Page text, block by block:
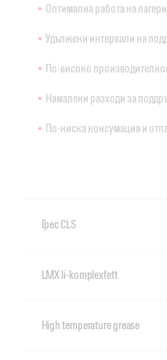
Оптимална работа на
Удължени интервали на
По-високо
Намалени разходи за
По-ниска консумация и
Грес CLS
LMX li-komplexfett
High temperature grease